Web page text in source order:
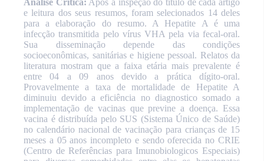
e leitura dos seus resumos, foram selecionados 14 deles
para a elaboração do resumo. A Hepatite A é uma
infecção transmitida pelo vírus VHA pela via fecal-oral.
Sua disseminação depende das condições
socioeconômicas, sanitárias e higiene pessoal. Relatos da
literatura mostram que a faixa etária mais prevalente é
entre 04 a 09 anos devido a prática dígito-oral.
Provavelmente a taxa de mortalidade de Hepatite A
diminuiu devido a eficiência no diagnostico somado a
implementação de vacinas que previne a doença. Essa
vacina é distribuída pelo SUS (Sistema Único de Saúde)
no calendário nacional de vacinação para crianças de 15
meses a 05 anos incompleto e sendo oferecida no CRIE
(Centro de Referências para Imunobiologicos Especiais)